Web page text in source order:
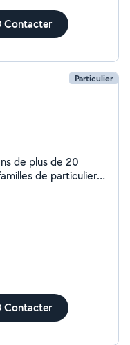
Contacter
Particulier
Contacter